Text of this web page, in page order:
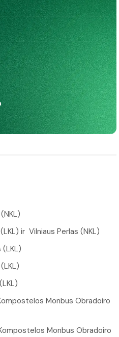
ir Vilniaus Perlas (NKL)
Monbus Obradoiro
Monbus Obradoiro